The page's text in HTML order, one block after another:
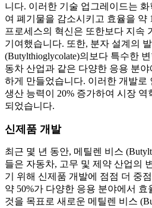
니다. 이러한 기술 업그레이드는
여 폐기물을 감소시키고 효율을 약
프로세스의 혁신은 또한보다 지속
기여했습니다. 또한, 분자 설계의
(Butylthioglycolate)의보다 특수한
동차 산업과 같은 다양한 응용 분
하게 만들었습니다. 이러한 개발로
생산 능력이 20% 증가하여 시장
되었습니다.
신제품 개발
최근 몇 년 동안, 메틸렌 비스
들은 자동차, 고무 및 제약 산업의
기 위해 신제품 개발에 점점 더 중
약 50%가 다양한 응용 분야에서
것을 목표로 새로운 메틸렌 비스